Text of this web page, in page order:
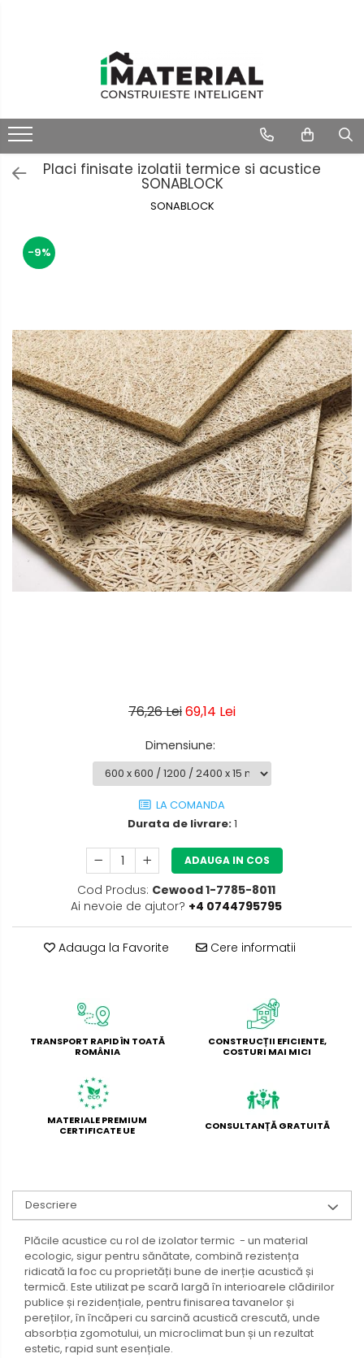
Placi finisate izolatii termice si acustice
SONABLOCK
SONABLOCK
-9%
76,26 Lei69,14 Lei
Dimensiune:
LA COMANDA
Durata de livrare:1
ADAUGA IN COS
Cod Produs: Cewood 1-7785-8011
Ai nevoie de ajutor? +4 0744795795
Adauga la Favorite Cere informatii
TRANSPORT RAPID ÎN TOATĂ
ROMÂNIA
CONSTRUCȚII EFICIENTE,
COSTURI MAI MICI
MATERIALE PREMIUM
CERTIFICATE UE
CONSULTANȚĂ GRATUITĂ
Descriere
Plăcile acustice cu rol de izolator termic - un material
ecologic, sigur pentru sănătate, combină rezistența
ridicată la foc cu proprietăți bune de inerție acustică și
termică. Este utilizat pe scară largă în interioarele clădirilor
publice și rezidențiale, pentru finisarea tavanelor și
pereților, în încăperi cu sarcină acustică crescută, unde
absorbția zgomotului, un microclimat bun și un rezultat
estetic, rapid sunt esențiale.